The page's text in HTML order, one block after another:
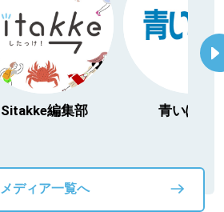
青いぽすと
「北海道３大
メディア一覧へ